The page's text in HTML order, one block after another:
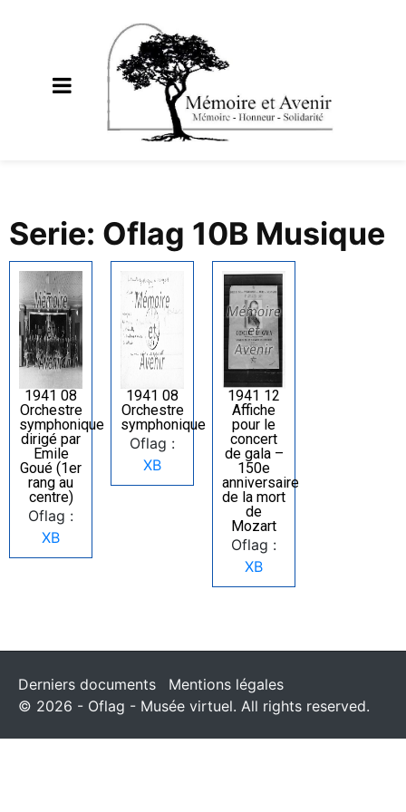
Serie: Oflag 10B Musique
1941 08
Orchestre
symphonique
dirigé par
Emile
Goué (1er
rang au
centre)
Oflag :
XB
1941 08
Orchestre
symphonique
Oflag :
XB
1941 12
Affiche
pour le
concert
de gala –
150e
anniversaire
de la mort
de
Mozart
Oflag :
XB
Derniers documents
Mentions légales
© 2026 - Oflag - Musée virtuel. All rights reserved.